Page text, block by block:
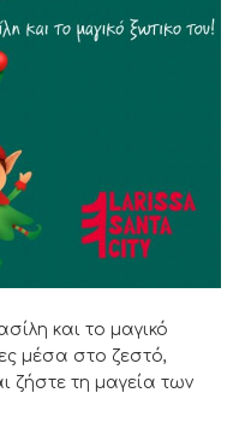
και το μαγικό
μέσα στο ζεστό,
ζήστε τη μαγεία των